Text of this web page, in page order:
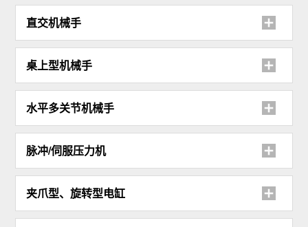
直交机械手
桌上型机械手
水平多关节机械手
脉冲/伺服压力机
夹爪型、旋转型电缸